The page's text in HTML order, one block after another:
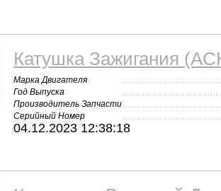
Катушка Зажигания
Марка Двигателя
Год Выпуска
Производитель Запчасти
Серийный Номер
04.12.2023 12:38:18